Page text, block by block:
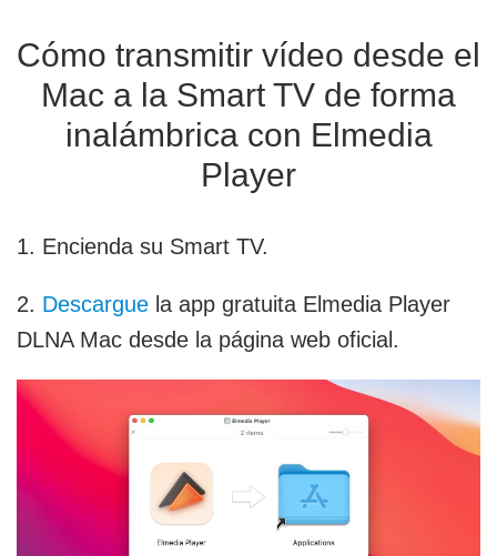
Cómo transmitir vídeo desde el
Mac a la Smart TV de forma
inalámbrica con Elmedia
Player
1. Encienda su Smart TV.
2. Descargue la app gratuita Elmedia Player
DLNA Mac desde la página web oficial.